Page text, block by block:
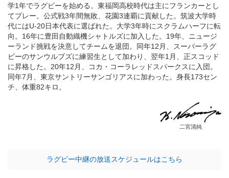
学1年でラグビーを始める。東福岡高校時代は主にフランカーとし
てプレー。公式戦3年間無敗、花園3連覇に貢献した。筑波大学時
代にはU-20日本代表に選ばれた。大学3年時にスクラムハーフに転
向。16年に豊田自動織機シャトルズに加入した。19年、ニュージ
ーランド挑戦を決意してチームを退団。同年12月、スーパーラグ
ビーのサンウルブズに練習生として加わり、翌年1月、正スコッド
に昇格した。20年12月、コカ・コーラレッドスパークスに入団。
同年7月、東京サントリーサンゴリアスに加わった。身長173セン
チ、体重82キロ。
二宮清純
ラグビー中継の放送スケジュールはこちら